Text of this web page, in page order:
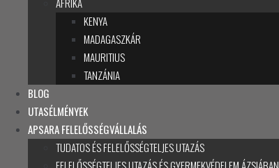
KENYA
MADAGASZKÁR
MAURITIUS
TANZÁNIA
BLOG
UTASÉLMÉNYEK
APSARA FELELŐSSÉGVÁLLALÁS
TUDATOS ÉS FELELŐSSÉGTELJES UTAZÁS